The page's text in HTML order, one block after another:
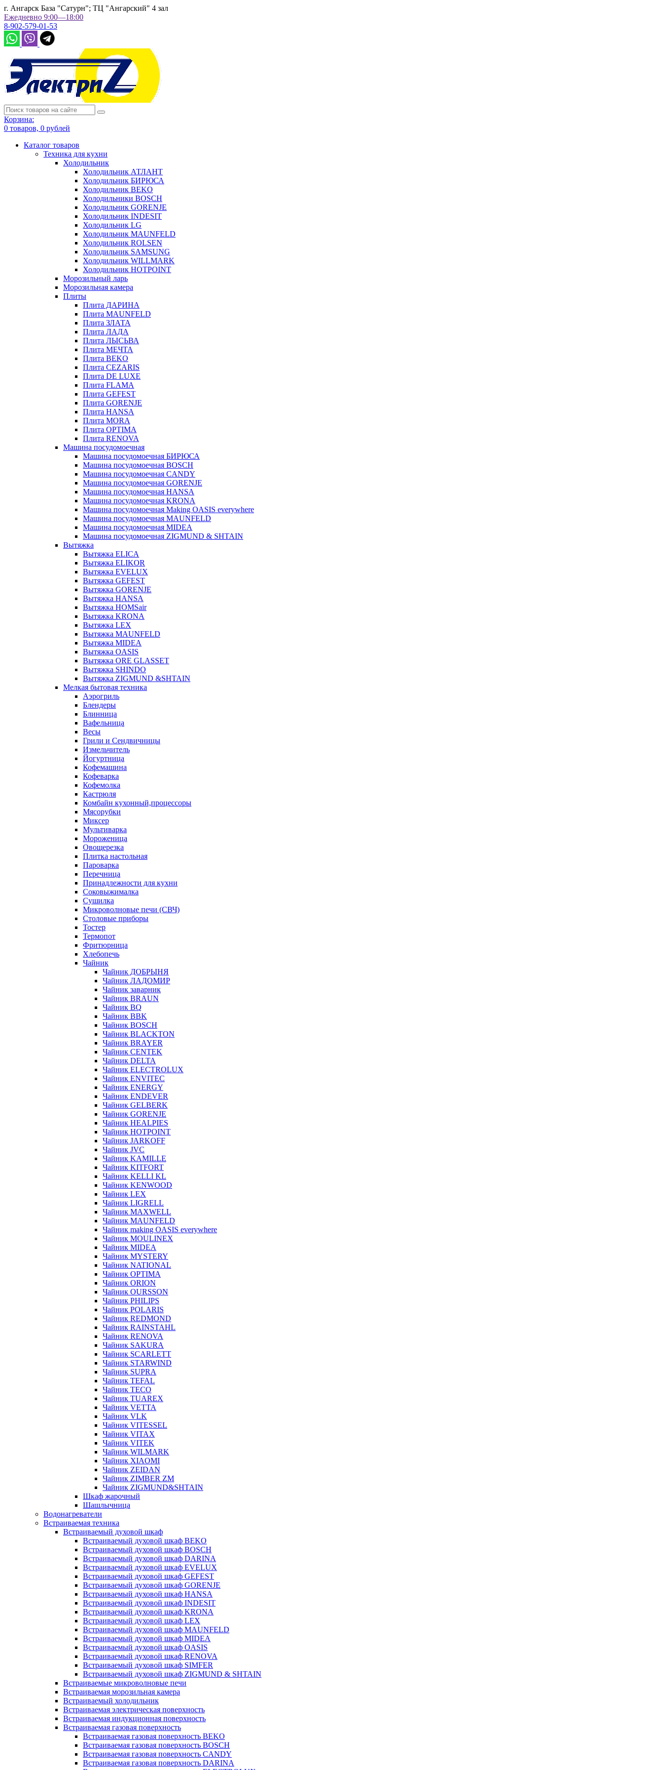
г. Ангарск База "Сатурн"; ТЦ "Ангарский" 4 зал
Ежедневно 9:00—18:00
8-902-579-01-53
Корзина:
0 товаров, 0 рублей
Каталог товаров
Техника для кухни
Холодильник
Холодильник АТЛАНТ
Холодильник БИРЮСА
Холодильник BEKO
Холодильники BOSCH
Холодильник GORENJE
Холодильник INDESIT
Холодильник LG
Холодильник MAUNFELD
Холодильник ROLSEN
Холодильник SAMSUNG
Холодильник WILLMARK
Холодильник HOTPOINT
Морозильный ларь
Морозильная камера
Плиты
Плита ДАРИНА
Плита MAUNFELD
Плита ЗЛАТА
Плита ЛАДА
Плита ЛЫСЬВА
Плита МЕЧТА
Плита BEKO
Плита CEZARIS
Плита DE LUXE
Плита FLAMA
Плита GEFEST
Плита GORENJE
Плита HANSA
Плита MORA
Плита OPTIMA
Плита RENOVA
Машина посудомоечная
Машина посудомоечная БИРЮСА
Машина посудомоечная BOSCH
Машина посудомоечная CANDY
Машина посудомоечная GORENJE
Машина посудомоечная HANSA
Машина посудомоечная KRONA
Машина посудомоечная Making OASIS everywhere
Машина посудомоечная MAUNFELD
Машина посудомоечная MIDEA
Машина посудомоечная ZIGMUND & SHTAIN
Вытяжка
Вытяжка ELICA
Вытяжка ELIKOR
Вытяжка EVELUX
Вытяжка GEFEST
Вытяжка GORENJE
Вытяжка HANSA
Вытяжка HOMSair
Вытяжка KRONA
Вытяжка LEX
Вытяжка MAUNFELD
Вытяжка MIDEA
Вытяжка OASIS
Вытяжка ORE GLASSET
Вытяжка SHINDO
Вытяжка ZIGMUND &SHTAIN
Мелкая бытовая техника
Аэрогриль
Блендеры
Блинница
Вафельница
Весы
Грили и Сендвичницы
Измельчитель
Йогуртница
Кофемашина
Кофеварка
Кофемолка
Кастрюля
Комбайн кухонный,процессоры
Мясорубки
Миксер
Мультиварка
Мороженица
Овощерезка
Плитка настольная
Пароварка
Перечница
Принадлежности для кухни
Соковыжималка
Сушилка
Микроволновые печи (СВЧ)
Столовые приборы
Тостер
Термопот
Фритюрница
Хлебопечь
Чайник
Чайник ДОБРЫНЯ
Чайник ЛАДОМИР
Чайник заварник
Чайник BRAUN
Чайник BQ
Чайник BBK
Чайник BOSCH
Чайник BLACKTON
Чайник BRAYER
Чайник CENTEK
Чайник DELTA
Чайник ELECTROLUX
Чайник ENVITEC
Чайник ENERGY
Чайник ENDEVER
Чайник GELBERK
Чайник GORENJE
Чайник HEALPIES
Чайник HOTPOINT
Чайник JARKOFF
Чайник JVC
Чайник KAMILLE
Чайник KITFORT
Чайник KELLI KL
Чайник KENWOOD
Чайник LEX
Чайник LIGRELL
Чайник MAXWELL
Чайник MAUNFELD
Чайник making OASIS everywhere
Чайник MOULINEX
Чайник MIDEA
Чайник MYSTERY
Чайник NATIONAL
Чайник OPTIMA
Чайник ORION
Чайник OURSSON
Чайник PHILIPS
Чайник POLARIS
Чайник REDMOND
Чайник RAINSTAHL
Чайник RENOVA
Чайник SAKURA
Чайник SCARLETT
Чайник STARWIND
Чайник SUPRA
Чайник TEFAL
Чайник TECO
Чайник TUAREX
Чайник VETTA
Чайник VLK
Чайник VITESSEL
Чайник VITAX
Чайник VITEK
Чайник WILMARK
Чайник XIAOMI
Чайник ZEIDAN
Чайник ZIMBER ZM
Чайник ZIGMUND&SHTAIN
Шкаф жарочный
Шашлычница
Водонагреватели
Встраиваемая техника
Встраиваемый духовой шкаф
Встраиваемый духовой шкаф BEKO
Встраиваемый духовой шкаф BOSCH
Встраиваемый духовой шкаф DARINA
Встраиваемый духовой шкаф EVELUX
Встраиваемый духовой шкаф GEFEST
Встраиваемый духовой шкаф GORENJE
Встраиваемый духовой шкаф HANSA
Встраиваемый духовой шкаф INDESIT
Встраиваемый духовой шкаф KRONA
Встраиваемый духовой шкаф LEX
Встраиваемый духовой шкаф MAUNFELD
Встраиваемый духовой шкаф MIDEA
Встраиваемый духовой шкаф OASIS
Встраиваемый духовой шкаф RENOVA
Встраиваемый духовой шкаф SIMFER
Встраиваемый духовой шкаф ZIGMUND & SHTAIN
Встраиваемые микроволновые печи
Встраиваемая морозильная камера
Встраиваемый холодильник
Встраиваемая электрическая поверхность
Встраиваемая индукционная поверхность
Встраиваемая газовая поверхность
Встраиваемая газовая поверхность BEKO
Встраиваемая газовая поверхность BOSCH
Встраиваемая газовая поверхность CANDY
Встраиваемая газовая поверхность DARINA